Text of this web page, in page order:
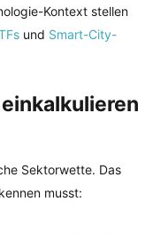
Kontext stellen
und Smart-City-
Sektorwette. Das
musst: